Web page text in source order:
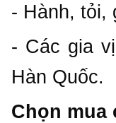
- Hành, tỏi,
- Các gia
Hàn Quốc.
Chọn mua